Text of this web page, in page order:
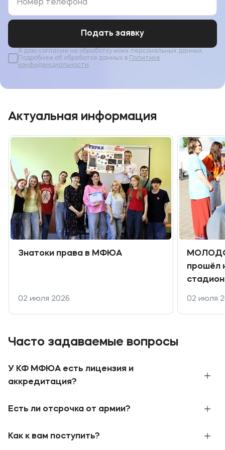
Подать заявку
Я даю согласие на обработку моих персональных данных.
Подробнее об обработке данных в
Политике
конфиденциальности.
Актуальная информация
Знатоки права в МФЮА
02 июля 2026
прошёл
02 июля
Часто задаваемые вопросы
У КФ МФЮА есть лицензия и
аккредитация?
Лицензия — специальное разрешение на
конкретного вида деятельности (выполнения
Есть ли отсрочка от армии?
Да, есть! Отсрочка от призыва на военную
Как к вам поступить?